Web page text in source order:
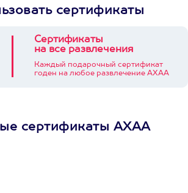
сертификаты
Сертификаты
на все развлечения
Каждый подарочный сертификат
годен на любое развлечение АХАА
сертификаты АХАА